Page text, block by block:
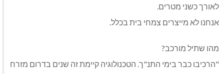
לאורך כשני מטרים.
אנחנו לא מייצרים צמחי בית בכלל.
מהו שתיל מורכב?
"הרכיבו כבר בימי התנ"ך. הטכנולוגיה קיימת זה שנים בדרום מזרח